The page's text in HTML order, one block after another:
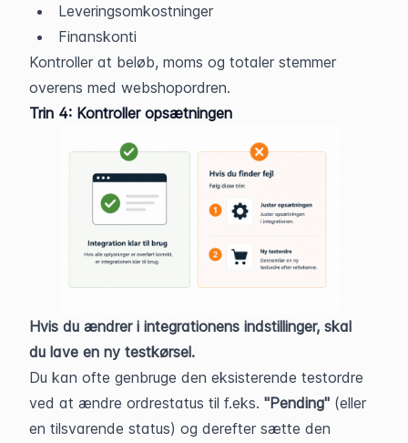
Leveringsomkostninger
Finanskonti
Kontroller at beløb, moms og totaler stemmer
overens med webshopordren.
Trin 4: Kontroller opsætningen
Hvis du ændrer i integrationens indstillinger, skal
du lave en ny testkørsel.
Du kan ofte genbruge den eksisterende testordre
ved at ændre ordrestatus til f.eks. "Pending" (eller
en tilsvarende status) og derefter sætte den